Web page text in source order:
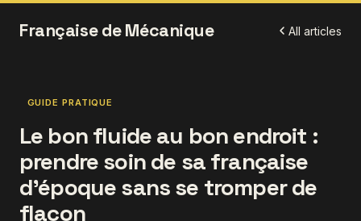
Française de Mécanique All articles
GUIDE PRATIQUE
Le bon fluide au bon endroit :
prendre soin de sa française
d'époque sans se tromper de
flacon